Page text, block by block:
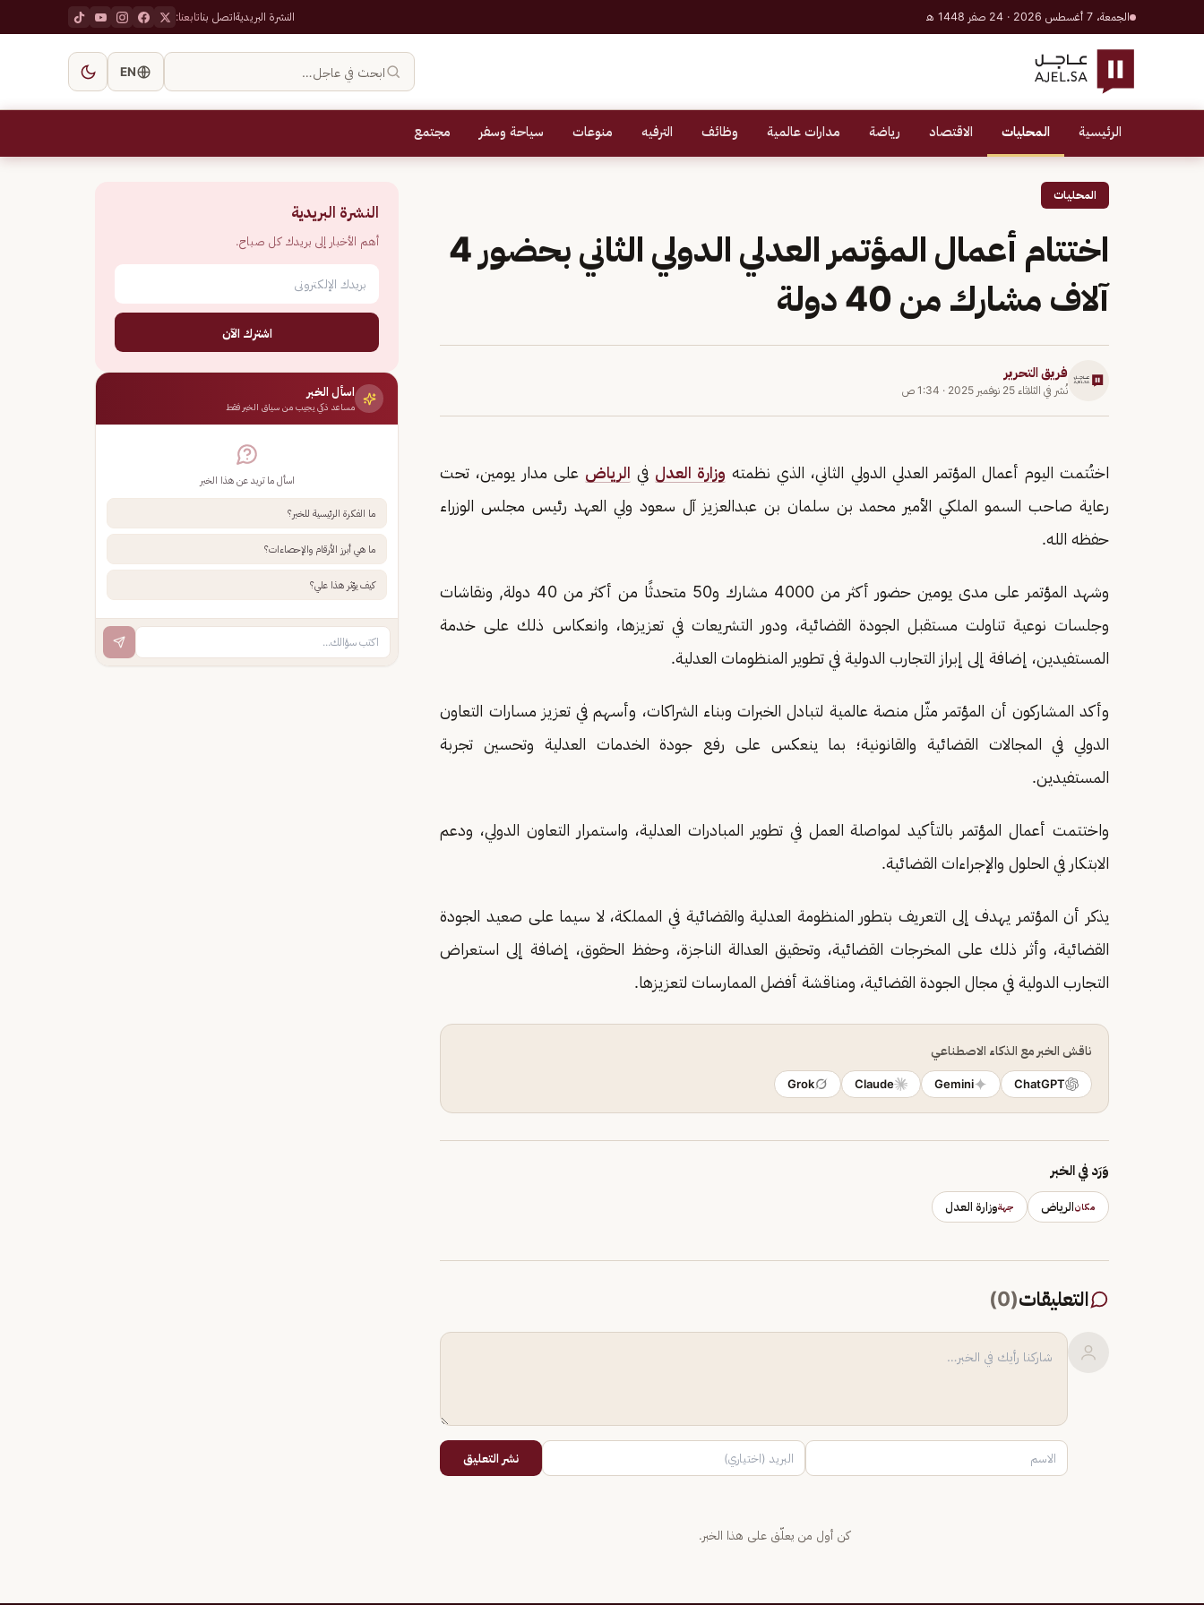
الجمعة، 7 أغسطس 2026 · 24 صفر 1448 هـ النشرة البريديةاتصل بناتابعنا:
ابحث في عاجل… EN
الرئيسية المحليات الاقتصاد رياضة مدارات عالمية وظائف الترفيه منوعات سياحة وسفر مجتمع
المحليات
اختتام أعمال المؤتمر العدلي الدولي الثاني بحضور 4
آلاف مشارك من 40 دولة
فريق التحرير
نُشر في الثلاثاء 25 نوفمبر 2025 · 1:34 ص
اختُتمت اليوم أعمال المؤتمر العدلي الدولي الثاني، الذي نظمته وزارة العدل في الرياض على مدار يومين، تحت
رعاية صاحب السمو الملكي الأمير محمد بن سلمان بن عبدالعزيز آل سعود ولي العهد رئيس مجلس الوزراء
حفظه الله.
وشهد المؤتمر على مدى يومين حضور أكثر من 4000 مشارك و50 متحدثًا من أكثر من 40 دولة, ونقاشات
وجلسات نوعية تناولت مستقبل الجودة القضائية، ودور التشريعات في تعزيزها، وانعكاس ذلك على خدمة
المستفيدين، إضافة إلى إبراز التجارب الدولية في تطوير المنظومات العدلية.
وأكد المشاركون أن المؤتمر مثّل منصة عالمية لتبادل الخبرات وبناء الشراكات، وأسهم في تعزيز مسارات التعاون
الدولي في المجالات القضائية والقانونية؛ بما ينعكس على رفع جودة الخدمات العدلية وتحسين تجربة
المستفيدين.
واختتمت أعمال المؤتمر بالتأكيد لمواصلة العمل في تطوير المبادرات العدلية، واستمرار التعاون الدولي، ودعم
الابتكار في الحلول والإجراءات القضائية.
يذكر أن المؤتمر يهدف إلى التعريف بتطور المنظومة العدلية والقضائية في المملكة، لا سيما على صعيد الجودة
القضائية، وأثر ذلك على المخرجات القضائية، وتحقيق العدالة الناجزة، وحفظ الحقوق، إضافة إلى استعراض
التجارب الدولية في مجال الجودة القضائية، ومناقشة أفضل الممارسات لتعزيزها.
ناقش الخبر مع الذكاء الاصطناعي
ChatGPT
Gemini
Claude
Grok
وَرَد في الخبر
مكانالرياض جهةوزارة العدل
التعليقات(
0
)
نشر التعليق
كن أول من يعلّق على هذا الخبر.
النشرة البريدية
أهم الأخبار إلى بريدك كل صباح.
اشترك الآن
اسأل الخبر
مساعد ذكي يجيب من سياق الخبر فقط
اسأل ما تريد عن هذا الخبر
ما الفكرة الرئيسية للخبر؟
ما هي أبرز الأرقام والإحصاءات؟
كيف يؤثر هذا علي؟